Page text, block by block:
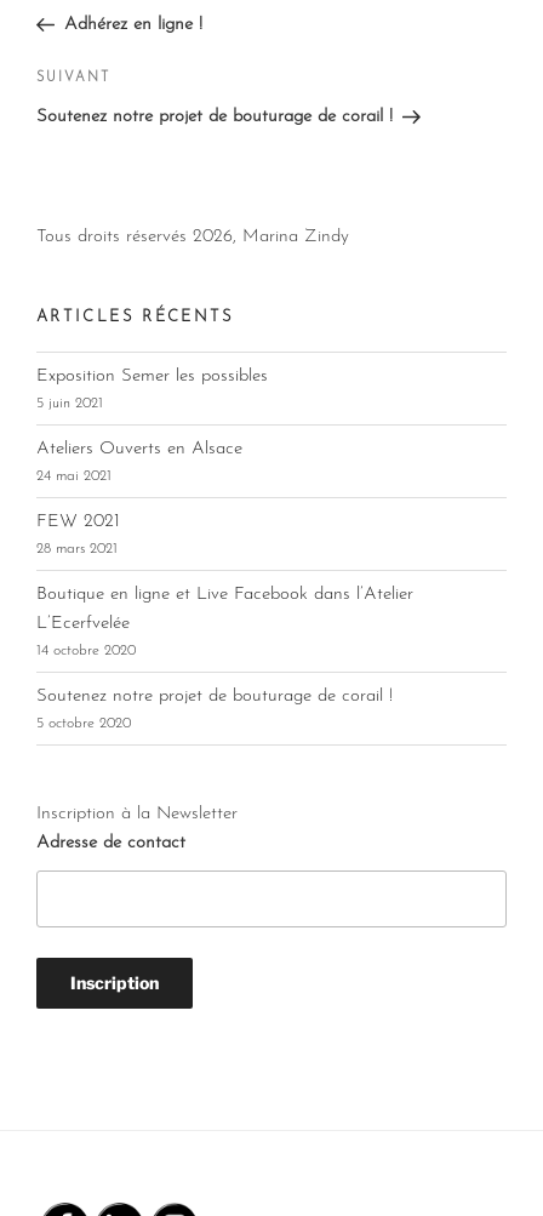
précédent
Adhérez en ligne !
Article
suivant
SUIVANT
Soutenez notre projet de bouturage de corail !
Tous droits réservés 2026, Marina Zindy
ARTICLES RÉCENTS
Exposition Semer les possibles
5 juin 2021
Ateliers Ouverts en Alsace
24 mai 2021
FEW 2021
28 mars 2021
Boutique en ligne et Live Facebook dans l’Atelier
L’Ecerfvelée
14 octobre 2020
Soutenez notre projet de bouturage de corail !
5 octobre 2020
Inscription à la Newsletter
Adresse de contact